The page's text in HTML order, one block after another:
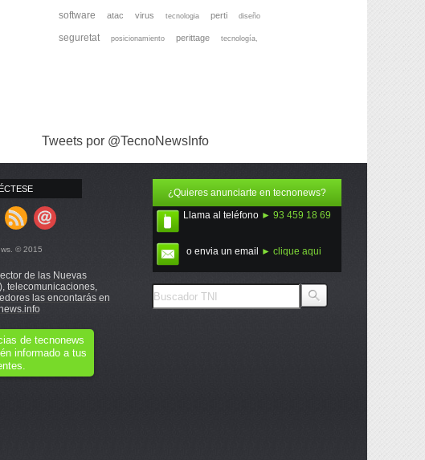
software atac virus tecnologia perti diseño
seguretat posicionamiento perittage tecnología,
Tweets por @TecnoNewsInfo
© 2015
de las Nuevas
telecomunicaciones,
las encontarás en
de tecnonews
informado a tus
¿Quieres anunciarte en tecnonews?
Llama al teléfono ► 93 459 18 69
o envia un email ► clique aqui